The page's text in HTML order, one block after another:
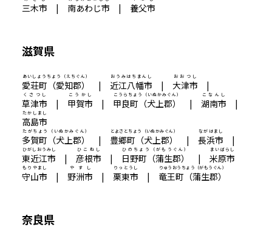
三木市 | 南あわじ市 | 養父市
滋賀県
愛荘町（愛知郡）
あいしょうちょう（えちぐん）
| 近江八幡市
おうみはちまんし
|大津市
おおつし
|
草津市
くさつし
| 甲賀市
こうかし
| 甲良町（犬上郡）
こうらちょう（いぬかみぐん）
|湖南市
こなんし
|
高島市
たかしまし
多賀町（犬上郡）
たがちょう（いぬかみぐん）
| 豊郷町（犬上郡）
とよさとちょう（いぬかみぐん）
|長浜市
ながはまし
|
東近江市
ひがしおうみし
|彦根市
ひこねし
| 日野町（蒲生郡）
ひのちょう（がもうぐん）
|米原市
まいばらし
守山市
もりやまし
|野洲市
やすし
|栗東市
りっとうし
| 竜王町（蒲生郡）
りゅうおうちょう（がもうぐん）
奈良県